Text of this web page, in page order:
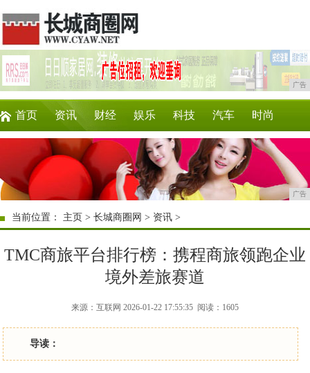
广告
首页 资讯 财经 娱乐 科技 汽车 时尚
游戏 美食 商讯 消费 购物
广告
当前位置： 主页 >长城商圈网 > 资讯 >
TMC商旅平台排行榜：携程商旅领跑企业
境外差旅赛道
来源：互联网 2026-01-22 17:55:35 阅读：1605
导读：